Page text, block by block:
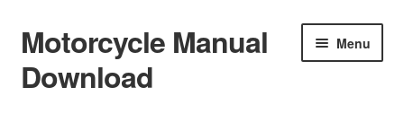
Skip
to
navigation
Skip
to
content
Motorcycle Manual
Download
Menu